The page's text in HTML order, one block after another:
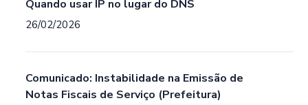
Quando usar IP no lugar do DNS
26/02/2026
Comunicado: Instabilidade na Emissão de
Notas Fiscais de Serviço (Prefeitura)